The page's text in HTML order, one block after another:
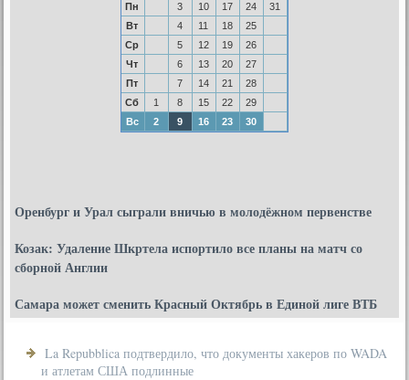
Пн 3 10 17 24
31
Вт
4 11 18
25
Ср
5 12 19
26
Чт
6 13 20
27
Пт
7 14 21
28
Сб
1 8 15 22
29
Вс
2 9 16 23 30
Оренбург и Урал сыграли вничью в молодёжном первенстве
Козак: Удаление Шкртела испортило все планы на матч со
сборной Англии
Самара может сменить Красный Октябрь в Единой лиге ВТБ
La Repubblica подтвердило, что документы хакеров по WADA
и атлетам США подлинные